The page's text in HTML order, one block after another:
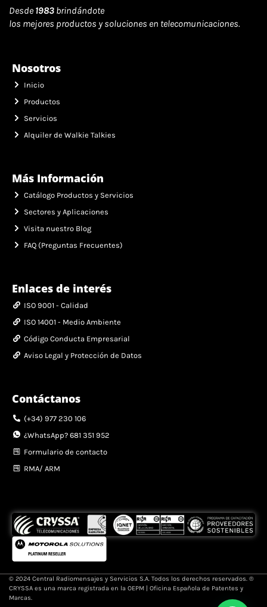
Desde 1983 brindándote
los mejores productos y soluciones en telecomunicaciones.
Nosotros
Inicio
Productos
Servicios
Alquiler de Walkie Talkies
Más Información
Catálogo Productos y Servicios
Sectores y Aplicaciones
Visita nuestro Blog
FAQ (Preguntas Frecuentes)
Enlaces de interés
ISO 9001 - Calidad
ISO 14001 - Medio Ambiente
Código Conducta Empresarial
Aviso Legal y Protección de Datos
Contáctanos
(+34) 977 230 106
¿WhatsApp? 681 351 952
Formulario de contacto
RMA/ ARM
© 2024 Central Radiomensajes y Servicios S.A. Todos los derechos reservados. ®
CRYSSA es una marca registrada en la OEPM | Oficina Española de Patentes y
Marcas.